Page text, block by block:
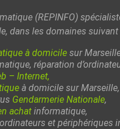
(REPINFO)
dans les domaines suivant
à domicile sur
réparation
– Internet,
à domicile sur Marseille,
Gendarmerie Nationale,
achat informatique,
et périphériques